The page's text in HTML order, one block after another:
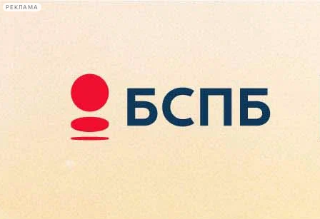
РЕКЛАМА
Сегодня:
2026.08.10
06:05
Афиша Plus